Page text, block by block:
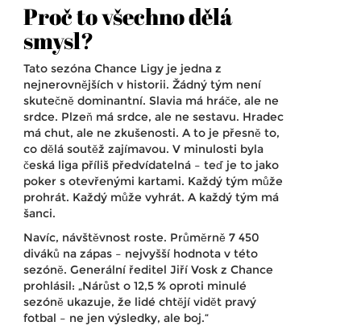
Proč to všechno dělá
smysl?
Tato sezóna Chance Ligy je jedna z
nejnerovnějších v historii. Žádný tým není
skutečně dominantní. Slavia má hráče, ale ne
srdce. Plzeň má srdce, ale ne sestavu. Hradec
má chut, ale ne zkušenosti. A to je přesně to,
co dělá soutěž zajímavou. V minulosti byla
česká liga příliš předvídatelná – teď je to jako
poker s otevřenými kartami. Každý tým může
prohrát. Každý může vyhrát. A každý tým má
šanci.
Navíc, návštěvnost roste. Průměrně 7 450
diváků na zápas – nejvyšší hodnota v této
sezóně. Generální ředitel Jiří Vosk z Chance
prohlásil: „Nárůst o 12,5 % oproti minulé
sezóně ukazuje, že lidé chtějí vidět pravý
fotbal – ne jen výsledky, ale boj.“